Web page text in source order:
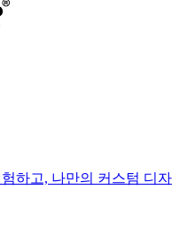
하고, 나만의 커스텀 디자